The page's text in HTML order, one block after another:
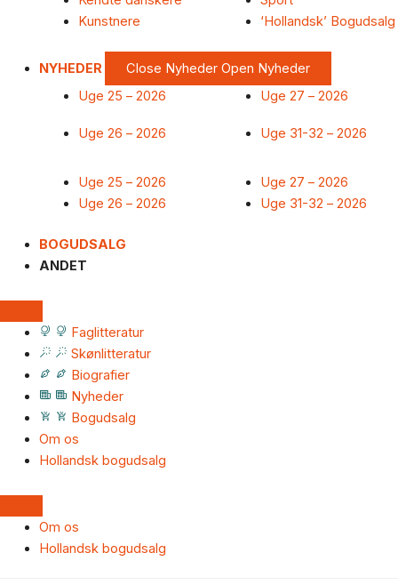
Kunstnere
‘Hollandsk’ Bogudsalg
NYHEDER Close Nyheder Open Nyheder
Uge 25 – 2026
Uge 26 – 2026
Uge 27 – 2026
Uge 31-32 – 2026
Uge 25 – 2026
Uge 26 – 2026
Uge 27 – 2026
Uge 31-32 – 2026
BOGUDSALG
ANDET
Faglitteratur
Skønlitteratur
Biografier
Nyheder
Bogudsalg
Om os
Hollandsk bogudsalg
Om os
Hollandsk bogudsalg